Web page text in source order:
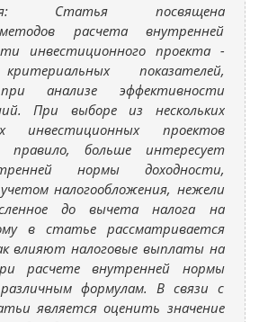
Статья посвящена
расчета внутренней
инвестиционного проекта -
показателей,
при анализе эффективности
При выборе из нескольких
инвестиционных проектов
правило, больше интересует
нормы доходности,
налогообложения, нежели
до вычета налога на
в статье рассматривается
влияют налоговые выплаты на
расчете внутренней нормы
формулам. В связи с
является оценить значение